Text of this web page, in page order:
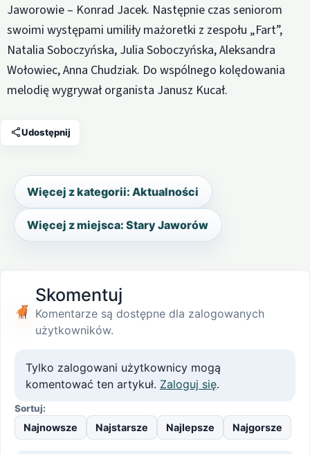
Jaworowie – Konrad Jacek. Następnie czas seniorom
swoimi występami umiliły mażoretki z zespołu „Fart”,
Natalia Soboczyńska, Julia Soboczyńska, Aleksandra
Wołowiec, Anna Chudziak. Do wspólnego kolędowania
melodię wygrywał organista Janusz Kucał.
Udostępnij
Więcej z kategorii: Aktualności
Więcej z miejsca: Stary Jaworów
Skomentuj
Komentarze są dostępne dla zalogowanych
użytkowników.
Tylko zalogowani użytkownicy mogą
komentować ten artykuł. Zaloguj się.
Sortuj:
Najnowsze Najstarsze Najlepsze Najgorsze